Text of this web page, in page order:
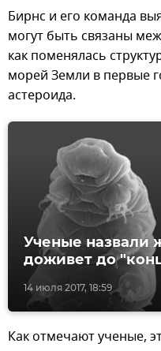
Бирнс и его команда
могут быть связаны
как поменялась
морей Земли в первые
астероида.
14 июля 2017, 18:59
Ученые назвали
доживет до
Как отмечают ученые,